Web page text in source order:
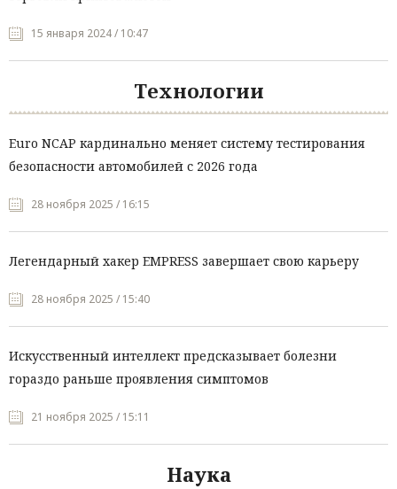
15 января 2024 / 10:47
Технологии
Euro NCAP кардинально меняет систему тестирования
безопасности автомобилей с 2026 года
28 ноября 2025 / 16:15
Легендарный хакер EMPRESS завершает свою карьеру
28 ноября 2025 / 15:40
Искусственный интеллект предсказывает болезни
гораздо раньше проявления симптомов
21 ноября 2025 / 15:11
Наука